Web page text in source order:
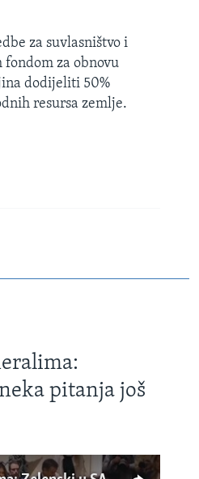
za suvlasništvo i
za obnovu
dodijeliti 50%
resursa zemlje.
pitanja još